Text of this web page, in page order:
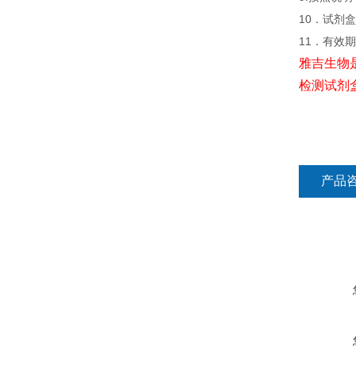
10．试剂
11．有效
雅吉生物
检测试剂
产品